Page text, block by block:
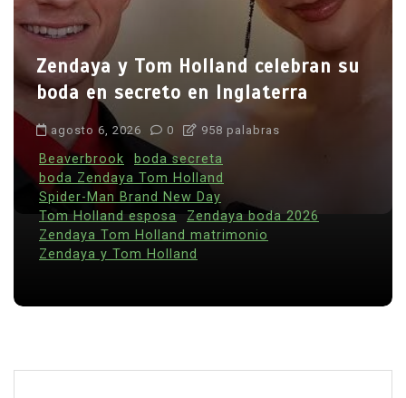
Zendaya y Tom Holland celebran su
boda en secreto en Inglaterra
agosto 6, 2026 0 958 palabras
Beaverbrook
boda secreta
boda Zendaya Tom Holland
Spider-Man Brand New Day
Tom Holland esposa
Zendaya boda 2026
Zendaya Tom Holland matrimonio
Zendaya y Tom Holland